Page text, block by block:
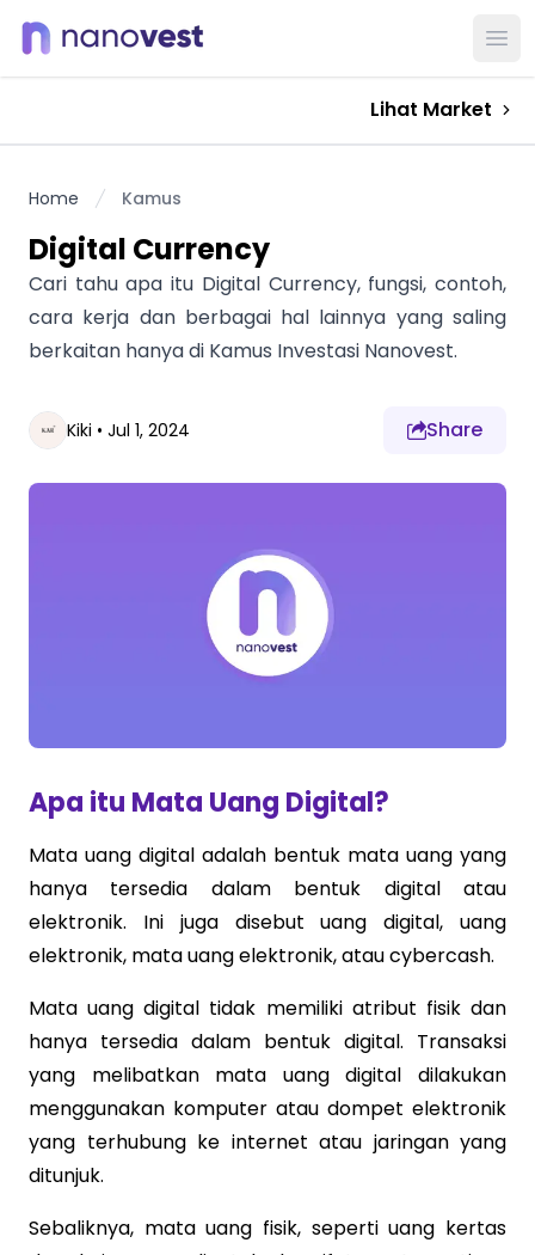
Lihat Market
Home Kamus
Digital Currency
Cari tahu apa itu Digital Currency, fungsi, contoh,
cara kerja dan berbagai hal lainnya yang saling
berkaitan hanya di Kamus Investasi Nanovest.
Kiki • Jul 1, 2024 Share
Apa itu Mata Uang Digital?
Mata uang digital adalah bentuk mata uang yang
hanya tersedia dalam bentuk digital atau
elektronik. Ini juga disebut uang digital, uang
elektronik, mata uang elektronik, atau cybercash.
Mata uang digital tidak memiliki atribut fisik dan
hanya tersedia dalam bentuk digital. Transaksi
yang melibatkan mata uang digital dilakukan
menggunakan komputer atau dompet elektronik
yang terhubung ke internet atau jaringan yang
ditunjuk.
Sebaliknya, mata uang fisik, seperti uang kertas